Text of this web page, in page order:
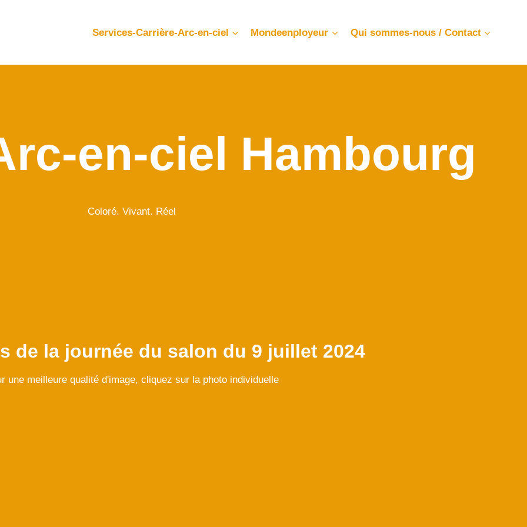
Services-Carrière-Arc-en-ciel Mondeenployeur Qui sommes-nous / Contact
en-ciel Hambourg
Coloré. Vivant. Réel
de la journée du salon du 9 juillet 2024
une meilleure qualité d'image, cliquez sur la photo individuelle